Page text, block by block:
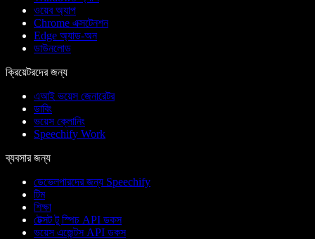
ওয়েব অ্যাপ
Chrome এক্সটেনশন
Edge অ্যাড-অন
ডাউনলোড
ক্রিয়েটরদের জন্য
এআই ভয়েস জেনারেটর
ডাবিং
ভয়েস ক্লোনিং
Speechify Work
ব্যবসার জন্য
ডেভেলপারদের জন্য Speechify
টিম
শিক্ষা
টেক্সট টু স্পিচ API ডকস
ভয়েস এজেন্টস API ডকস